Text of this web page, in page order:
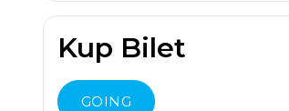
Kup Bilet
GOING